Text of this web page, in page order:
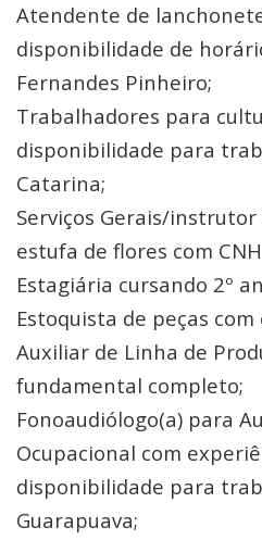
Atendente de
disponibilidade de
Fernandes Pinheiro;
Trabalhadores para
disponibilidade para
Catarina;
Serviços Gerais/
estufa de flores com
Estagiária cursando 2º
Estoquista de peças
Auxiliar de Linha de
fundamental completo;
Fonoaudiólogo(a) para
Ocupacional com
disponibilidade para
Guarapuava;